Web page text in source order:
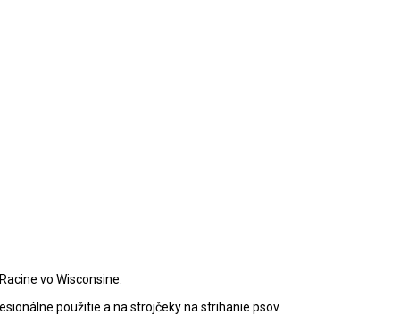
vo Wisconsine.
použitie a na strojčeky na strihanie psov.